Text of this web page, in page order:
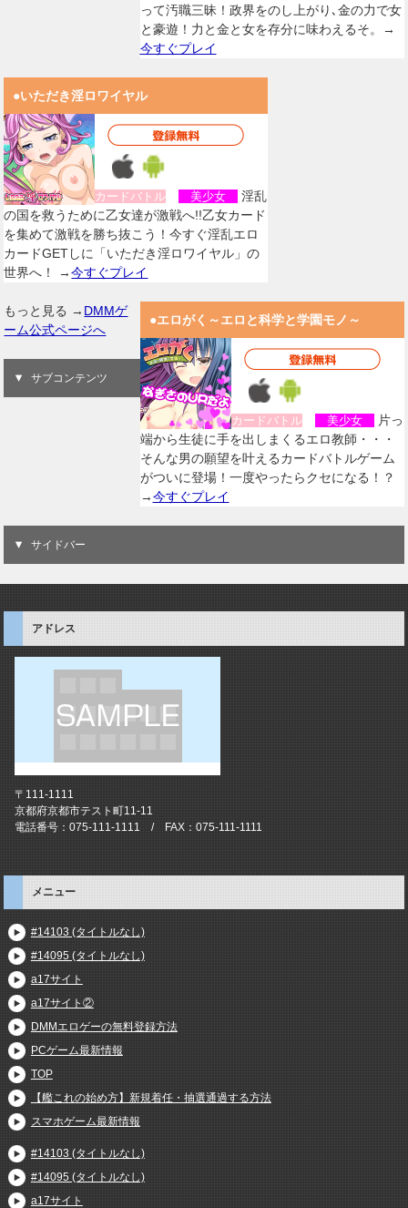
って汚職三昧！政界をのし上がり､金の力で女
と豪遊！力と金と女を存分に味わえるそ。→
今すぐプレイ
●いただき淫ロワイヤル
カードバトル 美少女
淫乱
の国を救うために乙女達が激戦へ!!乙女カード
を集めて激戦を勝ち抜こう！今すぐ淫乱エロ
カードGETしに「いただき淫ロワイヤル」の
世界へ！ →今すぐプレイ
●エロがく～エロと科学と学園モノ～
カードバトル 美少女
片っ
端から生徒に手を出しまくるエロ教師・・・
そんな男の願望を叶えるカードバトルゲーム
がついに登場！一度やったらクセになる！？
→今すぐプレイ
もっと見る → DMMゲ
ーム公式ページへ
サブコンテンツ
サイドバー
アドレス
〒111-1111
京都府京都市テスト町11-11
電話番号：075-111-1111 / FAX：075-111-1111
メニュー
#14103 (タイトルなし)
#14095 (タイトルなし)
a17サイト
a17サイト②
DMMエロゲーの無料登録方法
PCゲーム最新情報
TOP
【艦これの始め方】新規着任・抽選通過する方法
スマホゲーム最新情報
#14103 (タイトルなし)
#14095 (タイトルなし)
a17サイト